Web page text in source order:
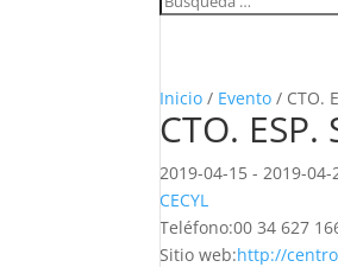
Inicio / Evento / CTO.
CTO. ESP.
2019-04-15 - 2019-
CECYL
Teléfono:00 34 627
Sitio web:http://